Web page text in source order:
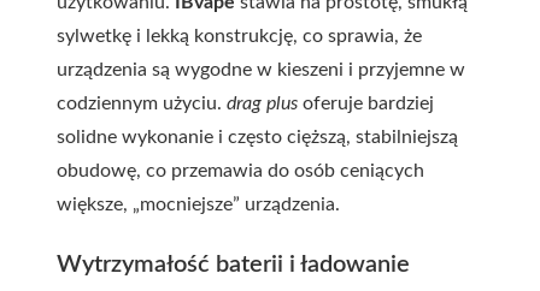
sylwetkę i lekką konstrukcję, co sprawia, że
urządzenia są wygodne w kieszeni i przyjemne w
codziennym użyciu. drag plus oferuje bardziej
solidne wykonanie i często cięższą, stabilniejszą
obudowę, co przemawia do osób ceniących
większe, „mocniejsze” urządzenia.
Wytrzymałość baterii i ładowanie